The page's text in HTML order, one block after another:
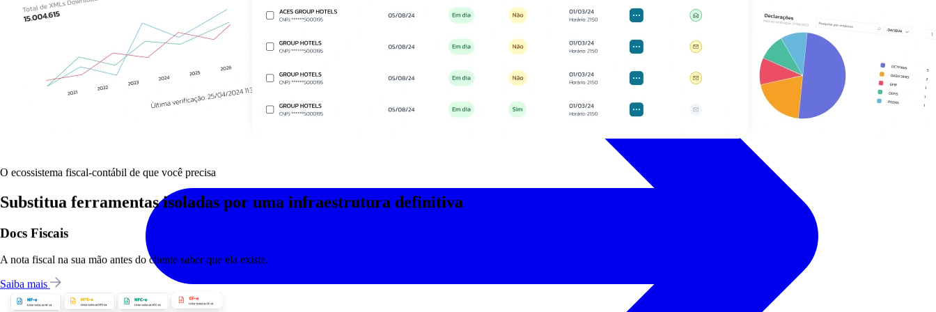
O ecossistema fiscal-contábil de que você precisa
Substitua ferramentas isoladas por uma infraestrutura definitiva
Docs Fiscais
A nota fiscal na sua mão antes do cliente saber que ela existe.
Saiba mais